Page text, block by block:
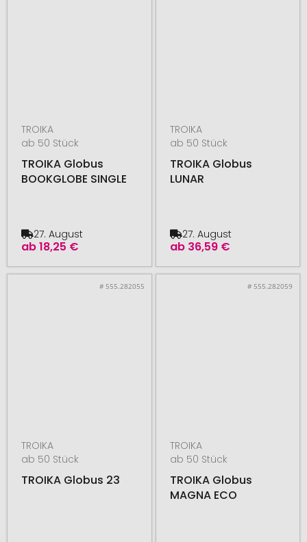
TROIKA
ab 50 Stück
TROIKA Globus
BOOKGLOBE SINGLE
ab18,25 €
27. August
TROIKA
ab 50 Stück
TROIKA Globus
LUNAR
ab 36,59 €
27. August
# 555.282055
TROIKA
ab 50 Stück
TROIKA Globus 23
# 555.282059
TROIKA
ab 50 Stück
TROIKA Globus
MAGNA ECO